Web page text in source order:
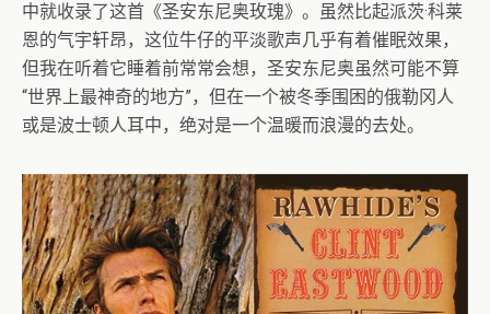
中就收录了这首《圣安东尼奥玫瑰》。虽然比起派茨·科莱
恩的气宇轩昂，这位牛仔的平淡歌声几乎有着催眠效果，
但我在听着它睡着前常常会想，圣安东尼奥虽然可能不算
“世界上最神奇的地方”，但在一个被冬季围困的俄勒冈人
或是波士顿人耳中，绝对是一个温暖而浪漫的去处。